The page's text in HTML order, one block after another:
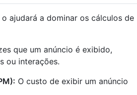
ajudará a dominar os cálculos de
que um anúncio é exibido,
ou interações.
O custo de exibir um anúncio